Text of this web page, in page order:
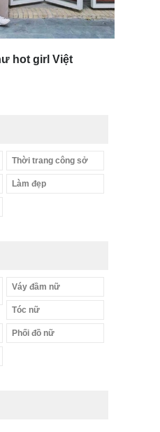
hot girl Việt
Thời trang công sở
Làm đẹp
Váy đầm nữ
Tóc nữ
Phối đồ nữ